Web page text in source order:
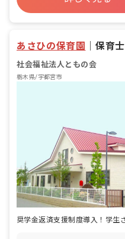
あさひの保育園 ｜保育士
社会福祉法人ともの会
栃木県/宇都宮市